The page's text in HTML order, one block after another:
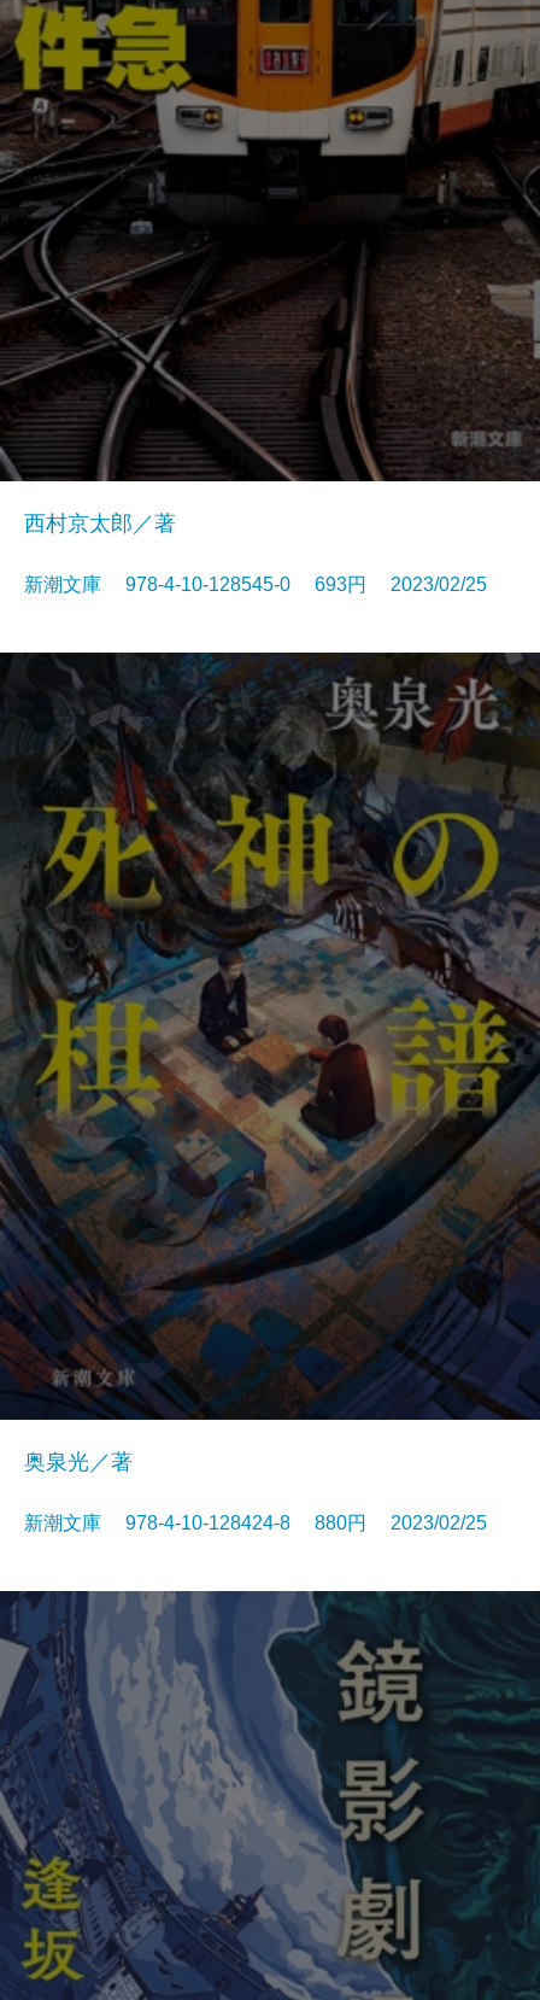
西村京太郎／著
新潮文庫 978-4-10-128545-0 693円 2023/02/25
奥泉光／著
新潮文庫 978-4-10-128424-8 880円 2023/02/25